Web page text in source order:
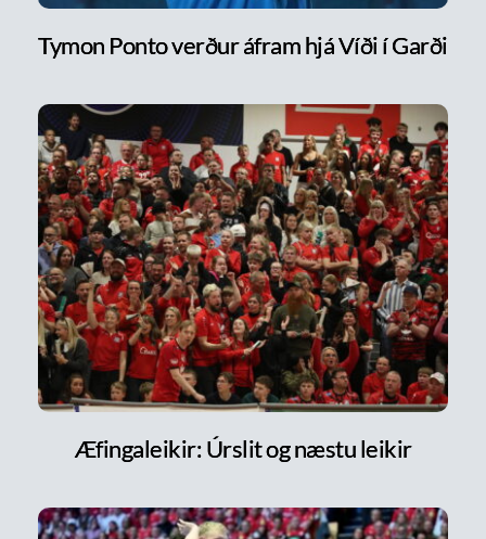
Tymon Ponto verður áfram hjá Víði í Garði
Æfingaleikir: Úrslit og næstu leikir